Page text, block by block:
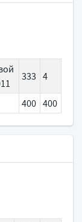
333 4
400 400